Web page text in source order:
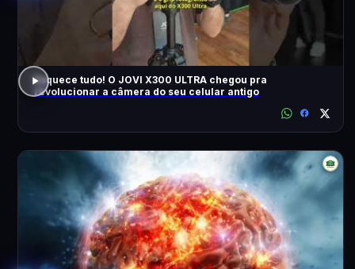
Esquece tudo! O JOVI X300 ULTRA chegou pra
revolucionar a câmera do seu celular antigo